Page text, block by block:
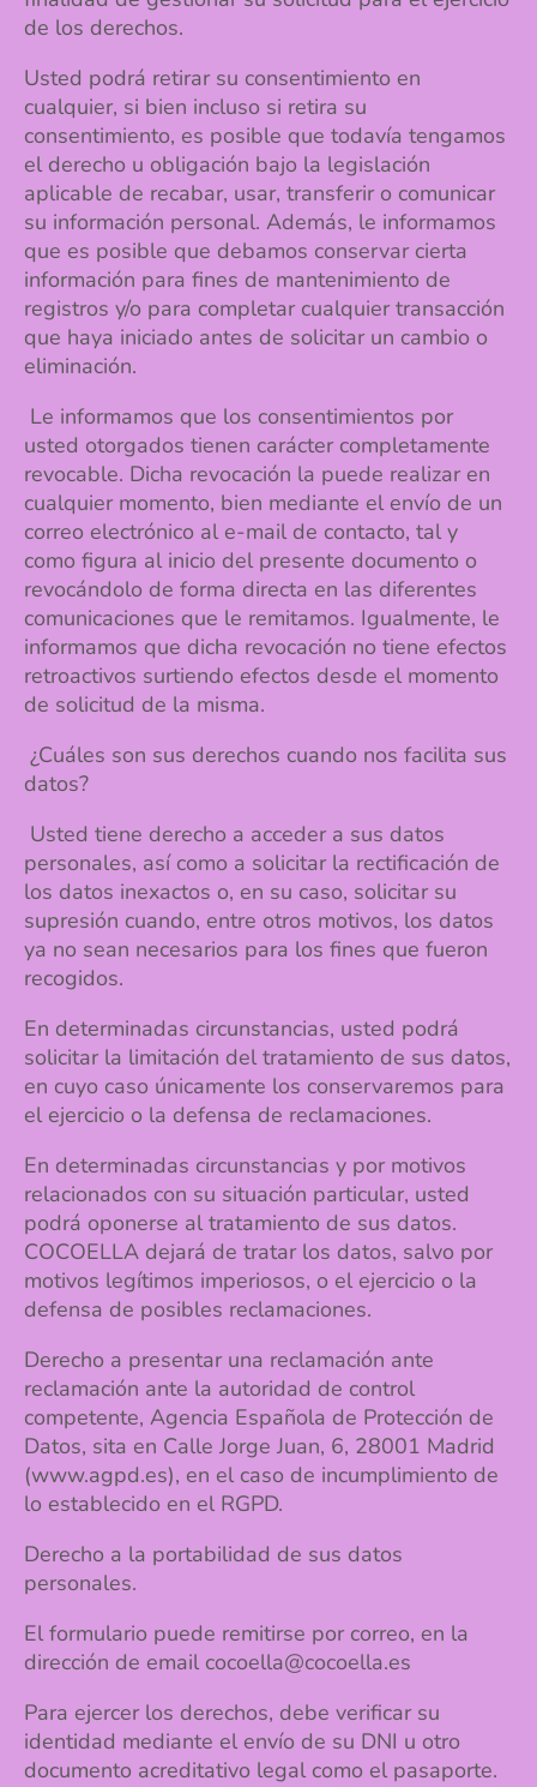
de los derechos.
Usted podrá retirar su consentimiento en
cualquier, si bien incluso si retira su
consentimiento, es posible que todavía tengamos
el derecho u obligación bajo la legislación
aplicable de recabar, usar, transferir o comunicar
su información personal. Además, le informamos
que es posible que debamos conservar cierta
información para fines de mantenimiento de
registros y/o para completar cualquier transacción
que haya iniciado antes de solicitar un cambio o
eliminación.
Le informamos que los consentimientos por
usted otorgados tienen carácter completamente
revocable. Dicha revocación la puede realizar en
cualquier momento, bien mediante el envío de un
correo electrónico al e-mail de contacto, tal y
como figura al inicio del presente documento o
revocándolo de forma directa en las diferentes
comunicaciones que le remitamos. Igualmente, le
informamos que dicha revocación no tiene efectos
retroactivos surtiendo efectos desde el momento
de solicitud de la misma.
¿Cuáles son sus derechos cuando nos facilita sus
datos?
Usted tiene derecho a acceder a sus datos
personales, así como a solicitar la rectificación de
los datos inexactos o, en su caso, solicitar su
supresión cuando, entre otros motivos, los datos
ya no sean necesarios para los fines que fueron
recogidos.
En determinadas circunstancias, usted podrá
solicitar la limitación del tratamiento de sus datos,
en cuyo caso únicamente los conservaremos para
el ejercicio o la defensa de reclamaciones.
En determinadas circunstancias y por motivos
relacionados con su situación particular, usted
podrá oponerse al tratamiento de sus datos.
COCOELLA dejará de tratar los datos, salvo por
motivos legítimos imperiosos, o el ejercicio o la
defensa de posibles reclamaciones.
Derecho a presentar una reclamación ante
reclamación ante la autoridad de control
competente, Agencia Española de Protección de
Datos, sita en Calle Jorge Juan, 6, 28001 Madrid
(www.agpd.es), en el caso de incumplimiento de
lo establecido en el RGPD.
Derecho a la portabilidad de sus datos
personales.
El formulario puede remitirse por correo, en la
dirección de email cocoella@cocoella.es
Para ejercer los derechos, debe verificar su
identidad mediante el envío de su DNI u otro
documento acreditativo legal como el pasaporte.